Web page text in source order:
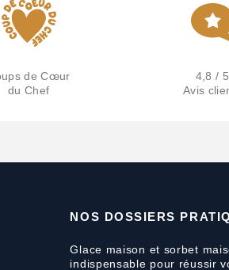
de Cœur
du Chef
4,8 / 5
Avis
NOS DOSSIERS
Glace maison et sorbet
indispensable pour réussir